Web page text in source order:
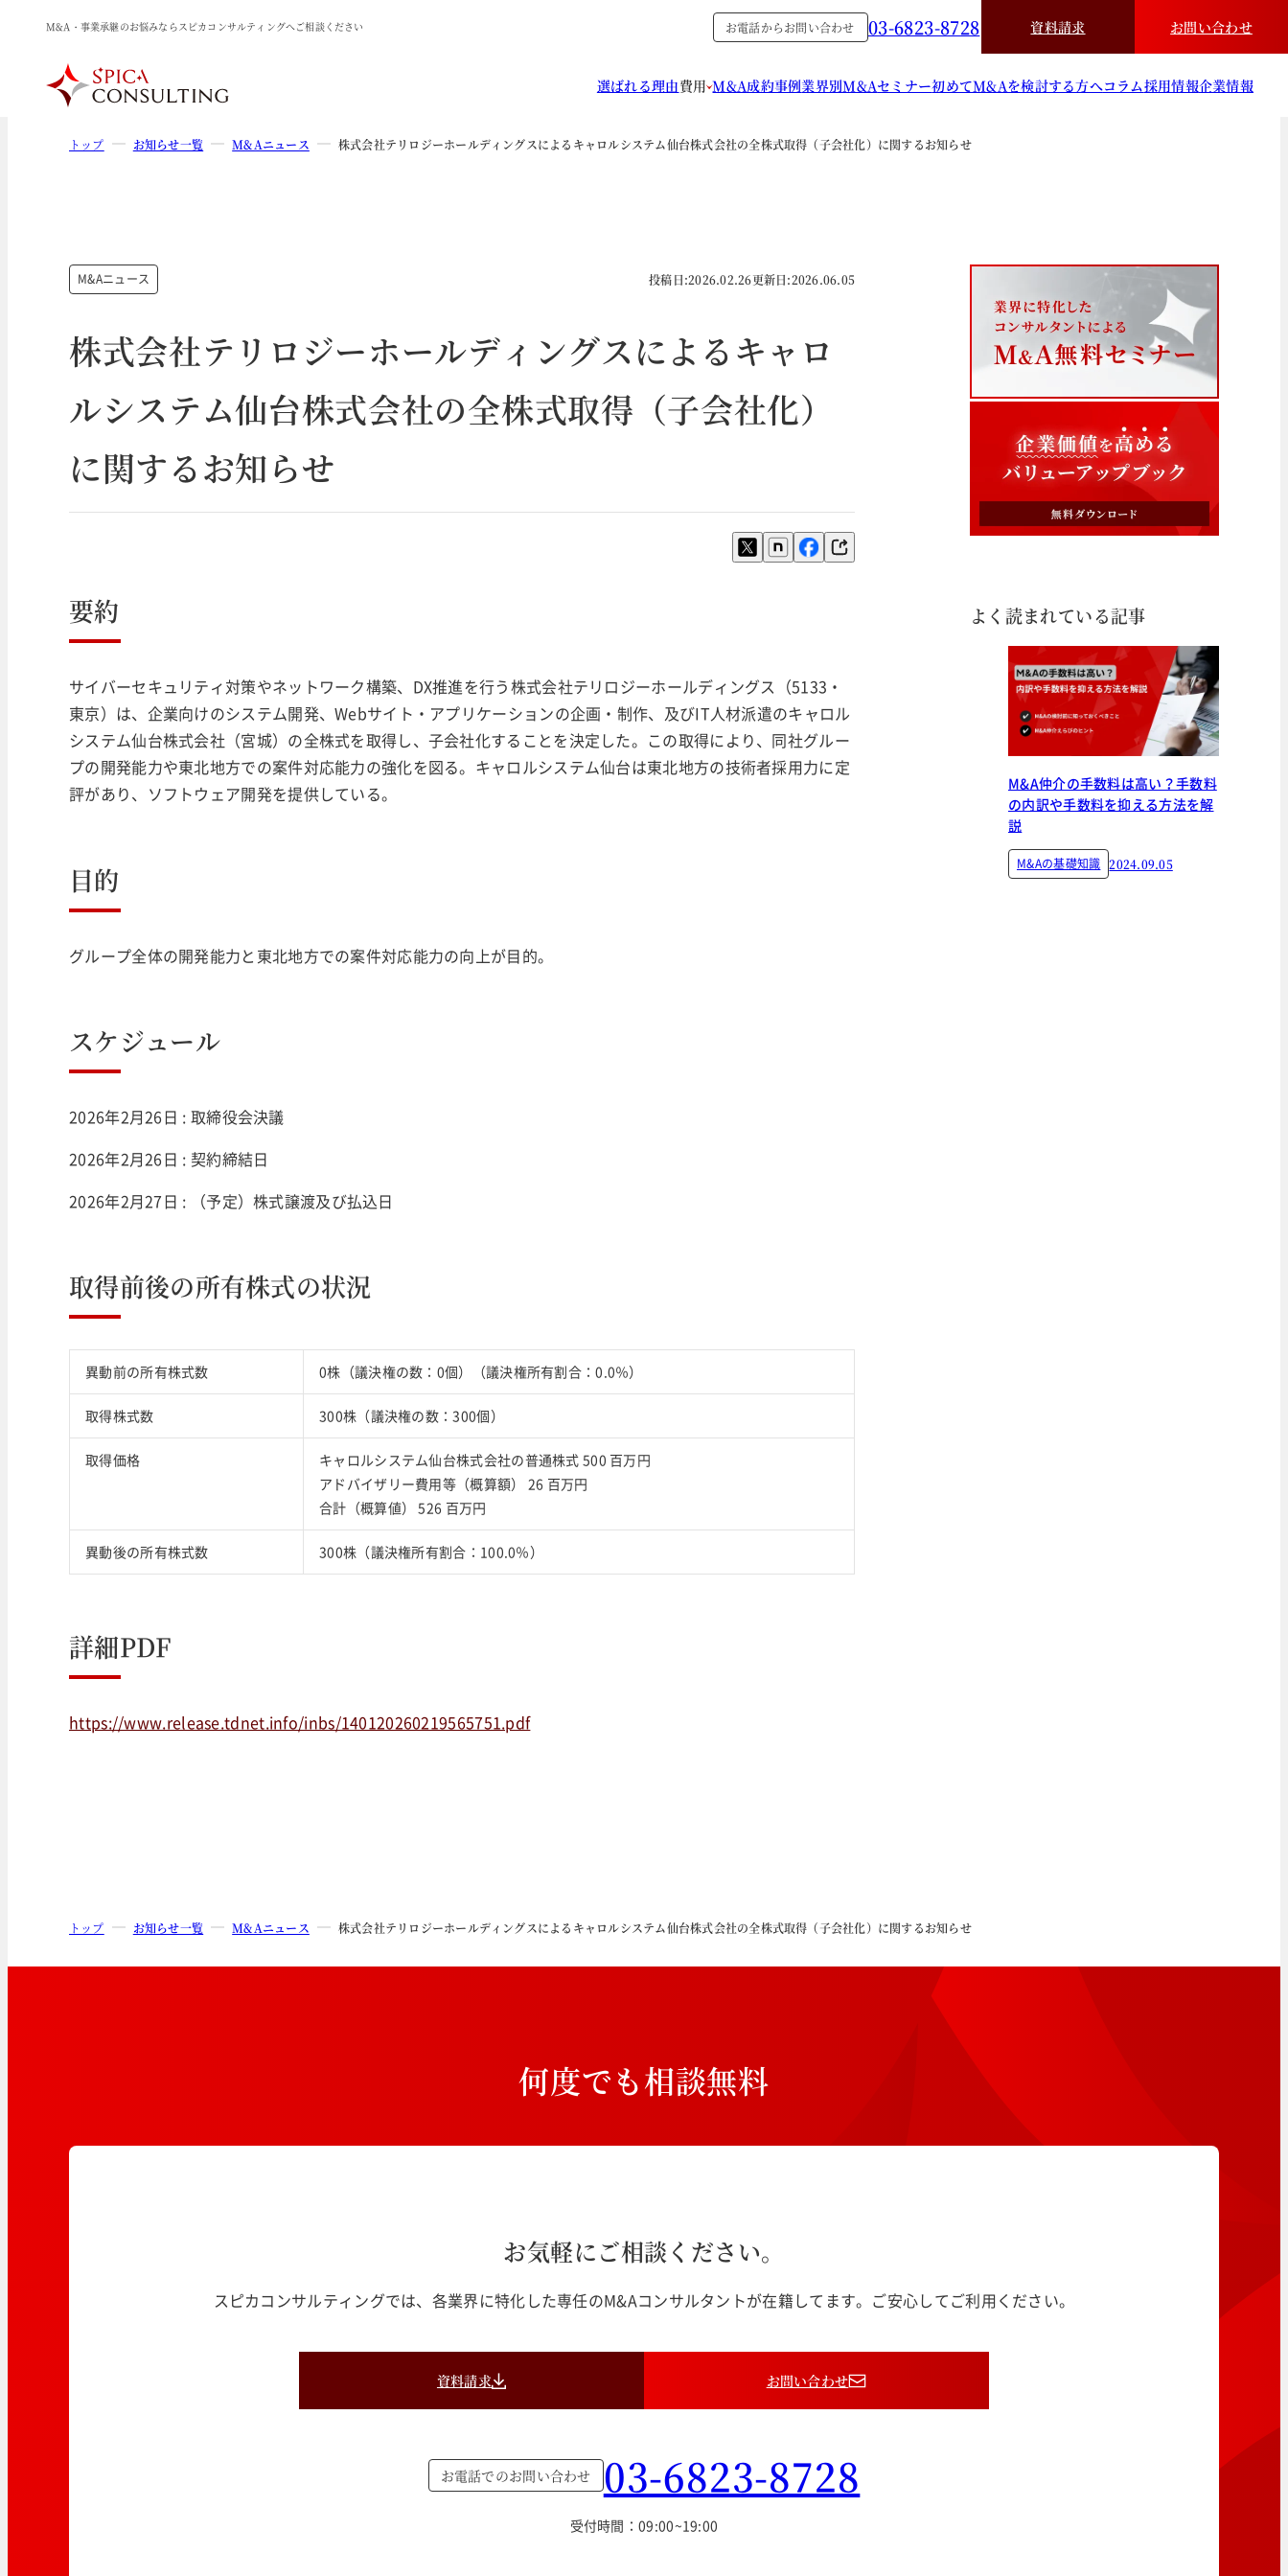
M&A・事業承継のお悩みならスピカコンサルティングへご相談ください お電話からお問い合わせ 03-6823-8728 資料請求 お問い合わせ
選ばれる理由費用 M&A成約事例業界別M&Aセミナー初めてM&Aを検討する方へコラム採用情報企業情報
トップ お知らせ一覧 M&Aニュース 株式会社テリロジーホールディングスによるキャロルシステム仙台株式会社の全株式取得（子会社化）に関するお知らせ
M&Aニュース 投稿日:2026.02.26更新日:2026.06.05
株式会社テリロジーホールディングスによるキャロ
ルシステム仙台株式会社の全株式取得（子会社化）
に関するお知らせ
要約
サイバーセキュリティ対策やネットワーク構築、DX推進を行う株式会社テリロジーホールディングス（5133・
東京）は、企業向けのシステム開発、Webサイト・アプリケーションの企画・制作、及びIT人材派遣のキャロル
システム仙台株式会社（宮城）の全株式を取得し、子会社化することを決定した。この取得により、同社グルー
プの開発能力や東北地方での案件対応能力の強化を図る。キャロルシステム仙台は東北地方の技術者採用力に定
評があり、ソフトウェア開発を提供している。
目的
グループ全体の開発能力と東北地方での案件対応能力の向上が目的。
スケジュール
2026年2月26日 : 取締役会決議
2026年2月26日 : 契約締結日
2026年2月27日 : （予定）株式譲渡及び払込日
取得前後の所有株式の状況
異動前の所有株式数 0株（議決権の数：0個）（議決権所有割合：0.0％）
取得株式数 300株（議決権の数：300個）
取得価格
キャロルシステム仙台株式会社の普通株式 500 百万円
アドバイザリー費用等（概算額） 26 百万円
合計（概算値） 526 百万円
異動後の所有株式数 300株（議決権所有割合：100.0％）
詳細PDF
https://www.release.tdnet.info/inbs/140120260219565751.pdf
よく読まれている記事
M&A仲介の手数料は高い？手数料
の内訳や手数料を抑える方法を解
説
M&Aの基礎知識 2024.09.05
トップ お知らせ一覧 M&Aニュース 株式会社テリロジーホールディングスによるキャロルシステム仙台株式会社の全株式取得（子会社化）に関するお知らせ
何度でも相談無料
お気軽にご相談ください。
スピカコンサルティングでは、各業界に特化した専任のM&Aコンサルタントが在籍してます。ご安心してご利用ください。
資料請求 お問い合わせ
お電話でのお問い合わせ 03-6823-8728
受付時間：09:00~19:00